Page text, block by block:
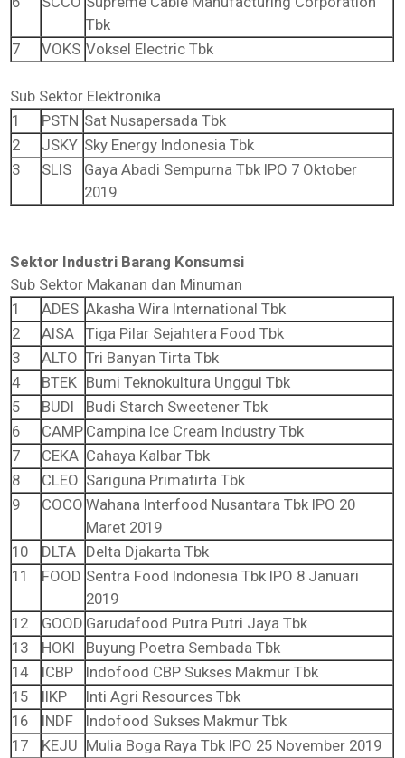
Tbk
7
VOKS Voksel Electric Tbk
Sub Sektor Elektronika
1
PSTN Sat Nusapersada Tbk
2
JSKY Sky Energy Indonesia Tbk
3
SLIS
Gaya Abadi Sempurna Tbk IPO 7 Oktober
2019
Sektor Industri Barang Konsumsi
Sub Sektor Makanan dan Minuman
1
ADES Akasha Wira International Tbk
2
AISA
Tiga Pilar Sejahtera Food Tbk
3
ALTO Tri Banyan Tirta Tbk
4
BTEK Bumi Teknokultura Unggul Tbk
5
BUDI
Budi Starch Sweetener Tbk
6
CAMP Campina Ice Cream Industry Tbk
7
CEKA Cahaya Kalbar Tbk
8
CLEO Sariguna Primatirta Tbk
9
COCO Wahana Interfood Nusantara Tbk IPO 20
Maret 2019
10
DLTA Delta Djakarta Tbk
11
FOOD Sentra Food Indonesia Tbk IPO 8 Januari
2019
12
GOOD Garudafood Putra Putri Jaya Tbk
13
HOKI
Buyung Poetra Sembada Tbk
14
ICBP
Indofood CBP Sukses Makmur Tbk
15
IIKP
Inti Agri Resources Tbk
16
INDF
Indofood Sukses Makmur Tbk
17
KEJU Mulia Boga Raya Tbk IPO 25 November 2019